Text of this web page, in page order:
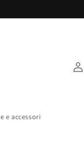
e accessori
Accedi